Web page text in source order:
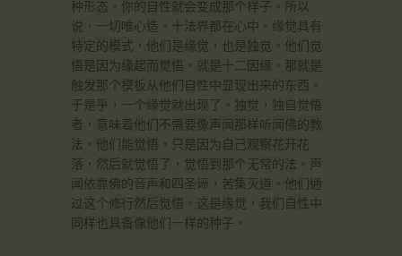
种形态。你的自性就会变成那个样子。所以
说，一切唯心造。十法界都在心中。缘觉具有
特定的模式，他们是缘觉，也是独觉。他们觉
悟是因为缘起而觉悟。就是十二因缘。那就是
触发那个模板从他们自性中显现出来的东西。
于是乎，一个缘觉就出现了。独觉，独自觉悟
者，意味着他们不需要像声闻那样听闻佛的教
法。他们能觉悟，只是因为自己观察花开花
落，然后就觉悟了，觉悟到那个无常的法。声
闻依靠佛的音声和四圣谛，苦集灭道。他们通
过这个修行然后觉悟。这是缘觉，我们自性中
同样也具备像他们一样的种子。